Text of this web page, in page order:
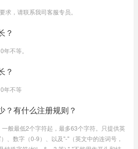
求，请联系我司客服专员。
？
不等。
？
年不等
？有什么注册规则？
般最低2个字符起，最多63个字符。只提供英
、数字（0-9）、以及"-"（英文中的连词号，